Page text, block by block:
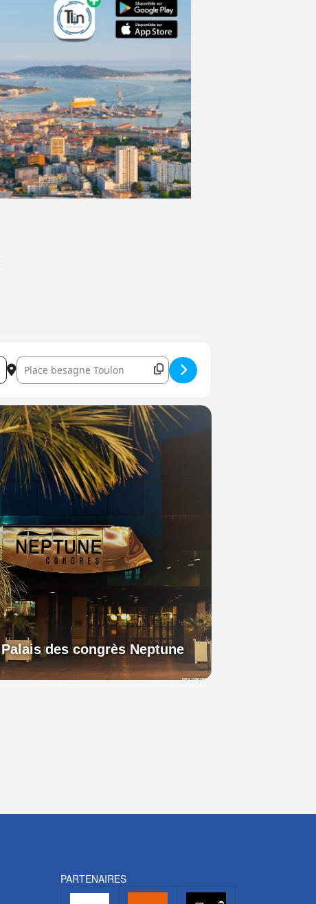
Destination Address - Gavin Greenaway à Toulon []
Palais des congrès Neptune
PARTENAIRES